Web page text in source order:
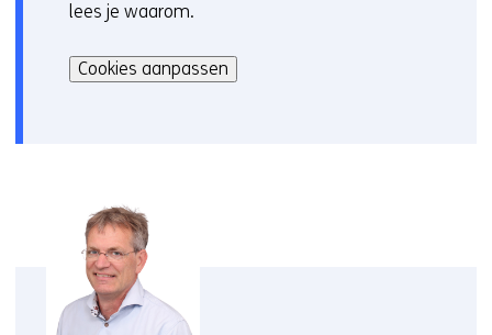
o
i
r
lees je waarom.
kan
het
deze
website
worden
toegestaan
Cookies aanpassen